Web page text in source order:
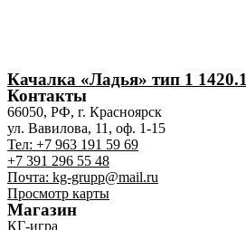
Качалка «Ладья» тип 1 1420.1
Контакты
66050, РФ, г. Красноярск
ул. Вавилова, 11, оф. 1-15
Тел: +7 963 191 59 69
+7 391 296 55 48
Почта: kg-grupp@mail.ru
Просмотр карты
Магазин
КГ-игра